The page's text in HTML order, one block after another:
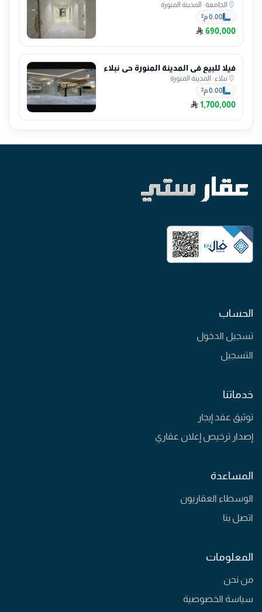
الجامعة| المدينة المنورة
0.00 م²
690,000
فيلا للبيع في المدينة المنورة حي نبلاء
نبلاء | المدينة المنورة
0.00 م²
1,700,000
الحساب
تسجيل الدخول
التسجيل
خدماتنا
توثيق عقد إيجار
إصدار ترخيص إعلان عقاري
المساعدة
الوسطاء العقاريون
اتصل بنا
المعلومات
من نحن
سياسة الخصوصية